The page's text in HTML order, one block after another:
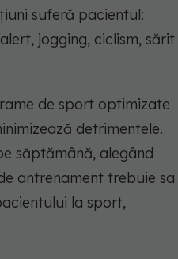
suferă pacientul:
jogging, ciclism, sărit
de sport optimizate
detrimentele.
săptămână, alegând
antrenament trebuie sa
la sport,